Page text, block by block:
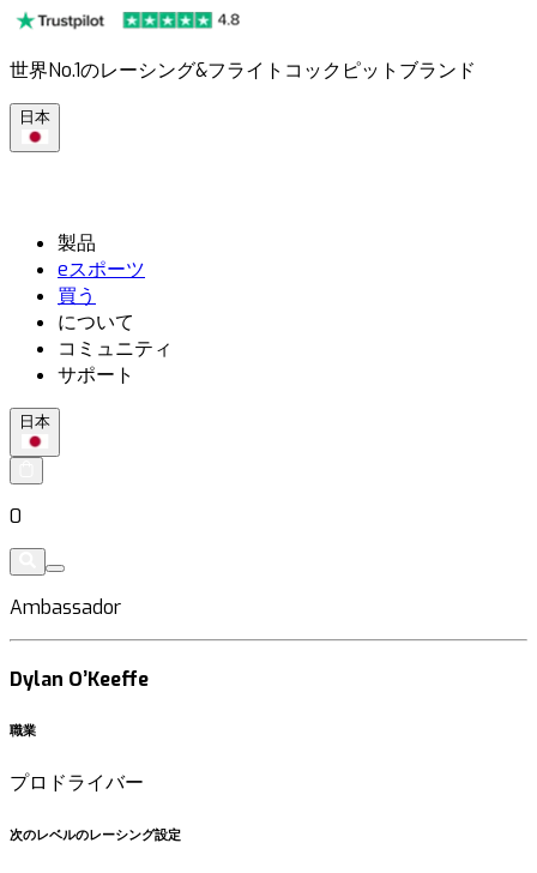
世界No.1のレーシング&フライトコックピットブランド
日本
製品
eスポーツ
買う
について
コミュニティ
サポート
日本
0
Ambassador
Dylan O’Keeffe
職業
プロドライバー
次のレベルのレーシング設定